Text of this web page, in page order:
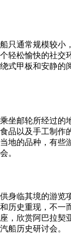
只通常规模较小
轻松愉快的社交
式甲板和安静的
坐邮轮所经过的
品以及手工制作
地的品种，有些
。
身临其境的游览
历史重现，不一
，欣赏阿巴拉契
船历史研讨会。